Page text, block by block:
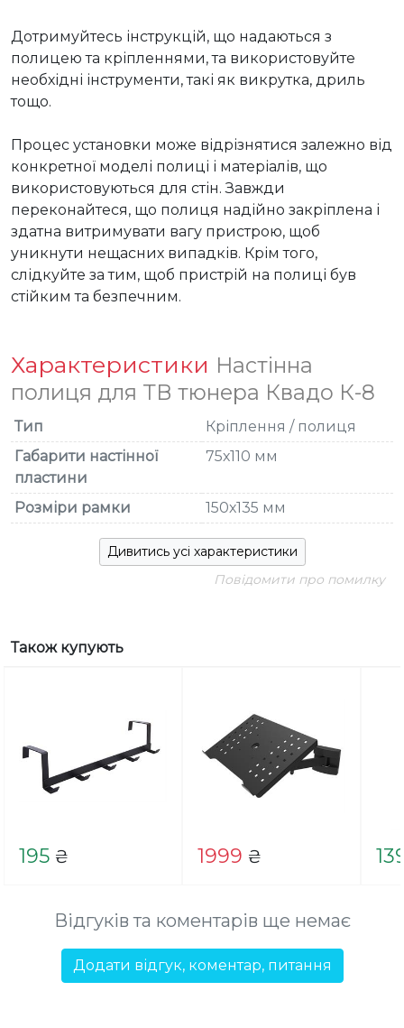
Дотримуйтесь інструкцій, що надаються з
полицею та кріпленнями, та використовуйте
необхідні інструменти, такі як викрутка, дриль
тощо.
Процес установки може відрізнятися залежно від
конкретної моделі полиці і матеріалів, що
використовуються для стін. Завжди
переконайтеся, що полиця надійно закріплена і
здатна витримувати вагу пристрою, щоб
уникнути нещасних випадків. Крім того,
слідкуйте за тим, щоб пристрій на полиці був
стійким та безпечним.
Характеристики Настінна
полиця для ТВ тюнера Квадо К-8
Тип
Кріплення / полиця
Габарити настінної
пластини
75х110 мм
Розміри рамки 150х135 мм
Дивитись усі характеристики
Повідомити про помилку
Також купують
195 ₴ 1999 ₴
Відгуків та коментарів ще немає
Додати відгук, коментар, питання